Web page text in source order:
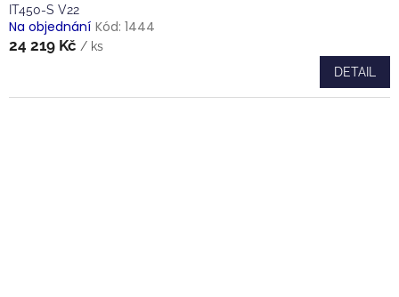
IT450-S V22
Na objednání Kód: 1444
24 219 Kč / ks
DETAIL